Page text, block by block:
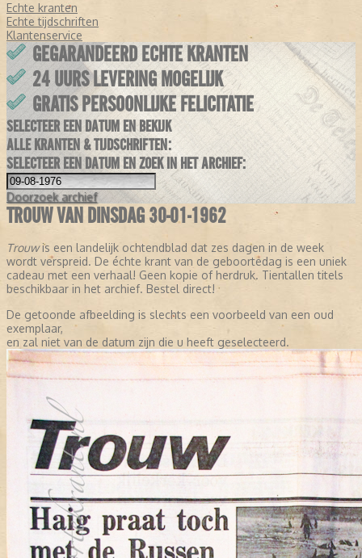
Echte kranten
Echte tijdschriften
Klantenservice
GEGARANDEERD ECHTE KRANTEN
24 UURS LEVERING MOGELIJK
GRATIS PERSOONLIJKE FELICITATIE
SELECTEER EEN DATUM EN BEKIJK
ALLE KRANTEN & TIJDSCHRIFTEN:
SELECTEER EEN DATUM EN ZOEK IN HET ARCHIEF:
Doorzoek archief
TROUW VAN DINSDAG 30-01-1962
Trouwis een landelijk ochtendblad dat zes dagen in de week
wordt verspreid. De échte krant van de geboortedag is een uniek
cadeau met een verhaal! Geen kopie of herdruk. Tientallen titels
beschikbaar in het archief. Bestel direct!
De getoonde afbeelding is slechts een voorbeeld van een oud
exemplaar,
en zal niet van de datum zijn die u heeft geselecteerd.